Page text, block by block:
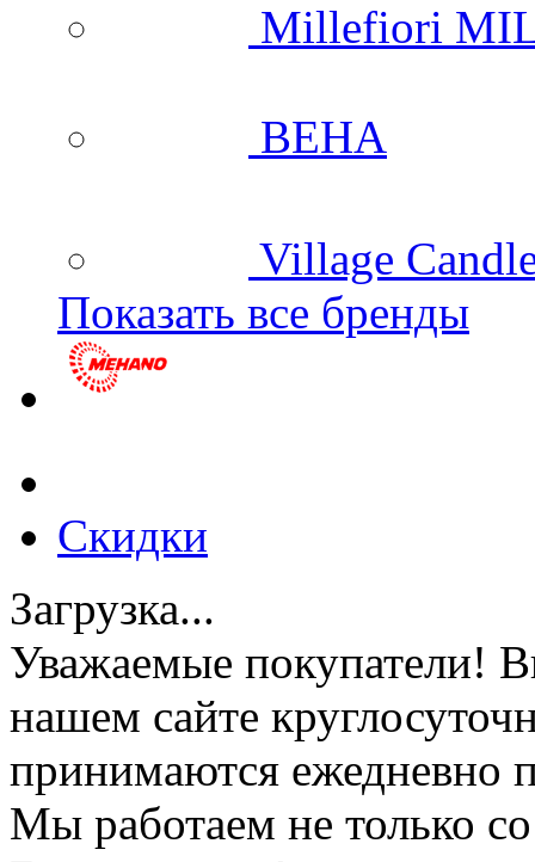
Millefiori
BEHA
Village
Показать все бренды
Скидки
Загрузка...
Уважаемые покупатели!
нашем сайте
принимаются ежедневно
Мы работаем не только